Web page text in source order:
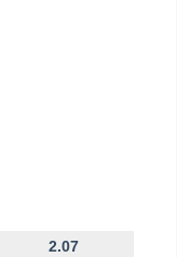
2.07